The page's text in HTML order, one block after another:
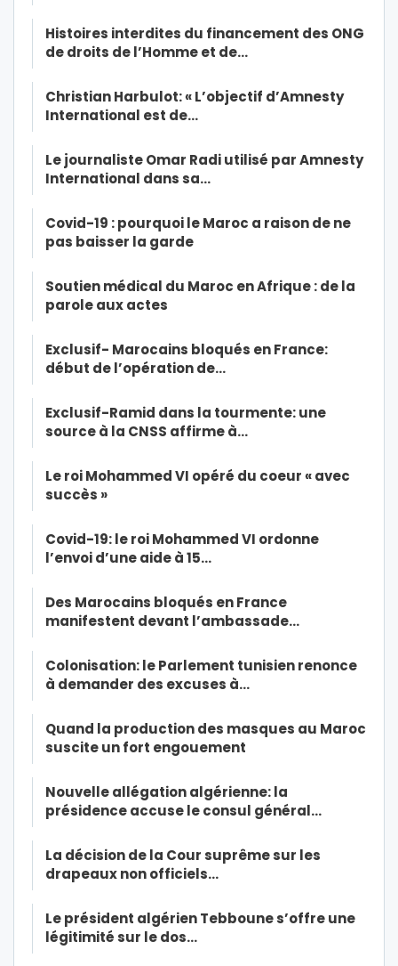
Histoires interdites du financement des ONG
de droits de l’Homme et de…
Christian Harbulot: « L’objectif d’Amnesty
International est de…
Le journaliste Omar Radi utilisé par Amnesty
International dans sa…
Covid-19 : pourquoi le Maroc a raison de ne
pas baisser la garde
Soutien médical du Maroc en Afrique : de la
parole aux actes
Exclusif- Marocains bloqués en France:
début de l’opération de…
Exclusif-Ramid dans la tourmente: une
source à la CNSS affirme à…
Le roi Mohammed VI opéré du coeur « avec
succès »
Covid-19: le roi Mohammed VI ordonne
l’envoi d’une aide à 15…
Des Marocains bloqués en France
manifestent devant l’ambassade…
Colonisation: le Parlement tunisien renonce
à demander des excuses à…
Quand la production des masques au Maroc
suscite un fort engouement
Nouvelle allégation algérienne: la
présidence accuse le consul général…
La décision de la Cour suprême sur les
drapeaux non officiels…
Le président algérien Tebboune s’offre une
légitimité sur le dos…